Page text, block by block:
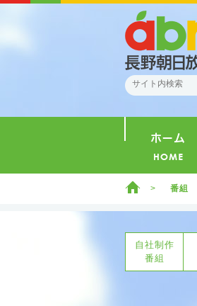
ホーム 番組
自社制作
番組